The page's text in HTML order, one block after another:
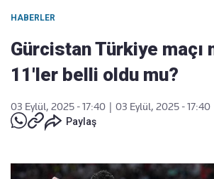
HABERLER
Gürcistan Türkiye maçı
11'ler belli oldu mu?
03 Eylül, 2025 - 17:40
03 Eylül, 2025 - 17:40
Paylaş